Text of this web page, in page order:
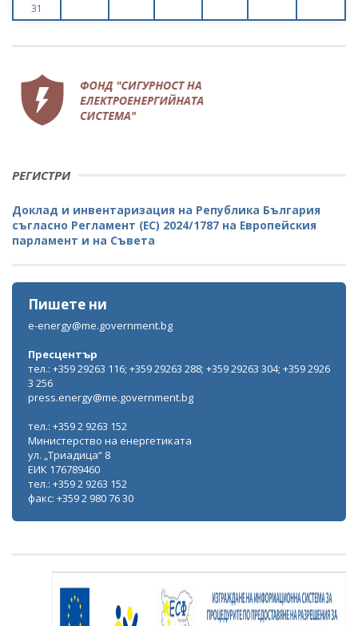
31
РЕГИСТРИ
Доклад и инвентаризация на Република България
съгласно Регламент (ЕС) 2024/1787 на Европейския
парламент и на Съвета
Пишете ни
e-energy@me.government.bg
Пресцентър
тел.: +359 29263 116; +359 29263 288; +359 29263 304; +359 2926
3 256
press.energy@me.government.bg
тел.: +359 2 9263 152
Министерство на енергетиката
ул. „Триадица“ 8
ЕИК 176789460
тел.: +359 2 9263 152
факс: +359 2 980 76 30